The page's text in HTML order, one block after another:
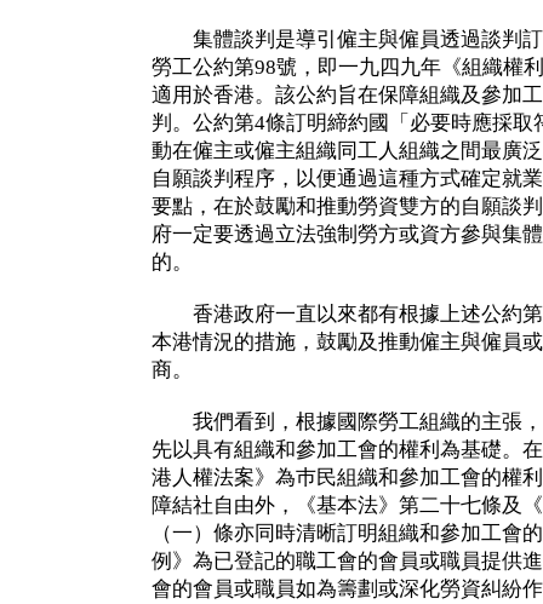
集體談判是導引僱主與僱員透過談判訂
勞工公約第98號，即一九四九年《組織權
適用於香港。該公約旨在保障組織及參加
判。公約第4條訂明締約國「必要時應採
動在僱主或僱主組織同工人組織之間最廣
自願談判程序，以便通過這種方式確定就
要點，在於鼓勵和推動勞資雙方的自願談
府一定要透過立法強制勞方或資方參與集
的。
香港政府一直以來都有根據上述公約第
本港情況的措施，鼓勵及推動僱主與僱員
商。
我們看到，根據國際勞工組織的主張，
先以具有組織和參加工會的權利為基礎。
港人權法案》為巿民組織和參加工會的權
障結社自由外，《基本法》第二十七條及
（一）條亦同時清晰訂明組織和參加工會
例》為已登記的職工會的會員或職員提供
會的會員或職員如為籌劃或深化勞資糾紛